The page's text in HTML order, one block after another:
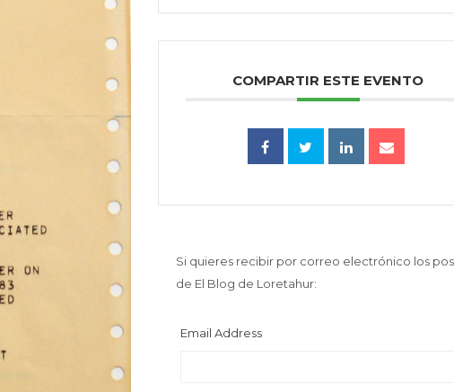
COMPARTIR ESTE EVENTO
Si quieres recibir por correo electrónico los
de El Blog de Loretahur:
Email Address